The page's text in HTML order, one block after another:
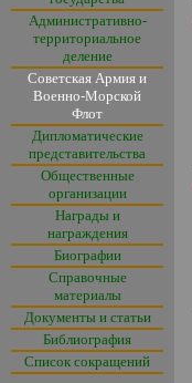
Административно-
территориальное
деление
Советская Армия и
Военно-Морской
Флот
Дипломатические
представительства
Общественные
организации
Награды и
награждения
Биографии
Справочные
материалы
Документы и статьи
Библиография
Список сокращений